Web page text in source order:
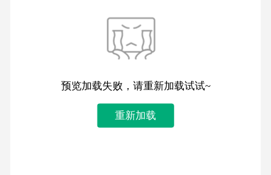
预览加载失败，请重新加载试试~
重新加载